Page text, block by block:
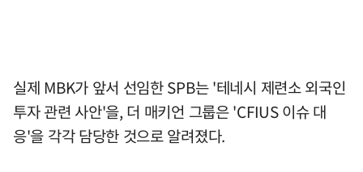
실제 MBK가 앞서 선임한 SPB는 '테네시 제련소 외국인
투자 관련 사안'을, 더 매키언 그룹은 'CFIUS 이슈 대
응'을 각각 담당한 것으로 알려졌다.